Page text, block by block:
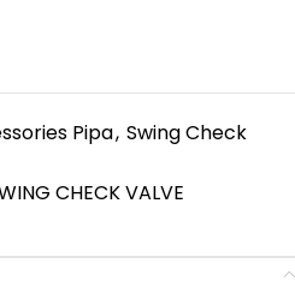
Pipa, Swing Check
CHECK VALVE